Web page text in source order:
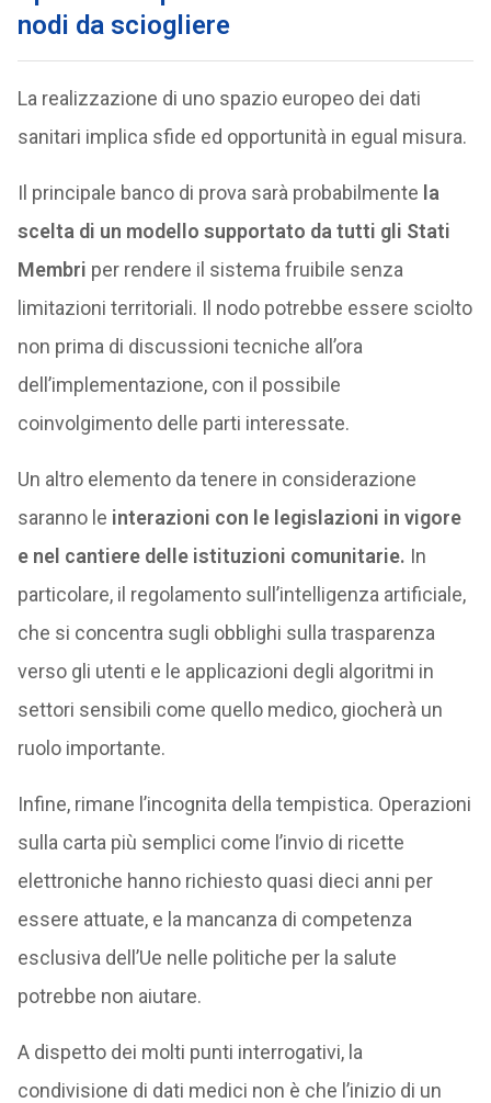
nodi da sciogliere
La realizzazione di uno spazio europeo dei dati
sanitari implica sfide ed opportunità in egual misura.
Il principale banco di prova sarà probabilmente la
scelta di un modello supportato da tutti gli Stati
Membri per rendere il sistema fruibile senza
limitazioni territoriali. Il nodo potrebbe essere sciolto
non prima di discussioni tecniche all’ora
dell’implementazione, con il possibile
coinvolgimento delle parti interessate.
Un altro elemento da tenere in considerazione
saranno le interazioni con le legislazioni in vigore
e nel cantiere delle istituzioni comunitarie. In
particolare, il regolamento sull’intelligenza artificiale,
che si concentra sugli obblighi sulla trasparenza
verso gli utenti e le applicazioni degli algoritmi in
settori sensibili come quello medico, giocherà un
ruolo importante.
Infine, rimane l’incognita della tempistica. Operazioni
sulla carta più semplici come l’invio di ricette
elettroniche hanno richiesto quasi dieci anni per
essere attuate, e la mancanza di competenza
esclusiva dell’Ue nelle politiche per la salute
potrebbe non aiutare.
A dispetto dei molti punti interrogativi, la
condivisione di dati medici non è che l’inizio di un